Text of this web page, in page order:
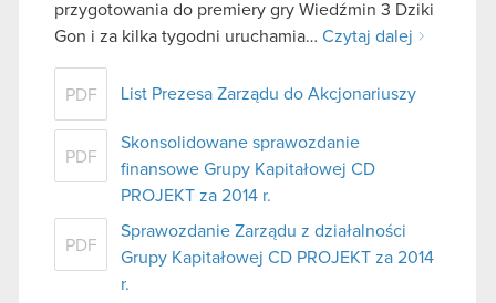
przygotowania do premiery gry Wiedźmin 3 Dziki
Gon i za kilka tygodni uruchamia… Czytaj dalej
PDF List Prezesa Zarządu do Akcjonariuszy
PDF
Skonsolidowane sprawozdanie
finansowe Grupy Kapitałowej CD
PROJEKT za 2014 r.
PDF
Sprawozdanie Zarządu z działalności
Grupy Kapitałowej CD PROJEKT za 2014
r.